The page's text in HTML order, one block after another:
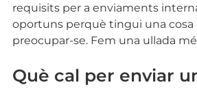
requisits per a enviaments
oportuns perquè tingui una cosa
preocupar-se. Fem una ullada
Què cal per enviar